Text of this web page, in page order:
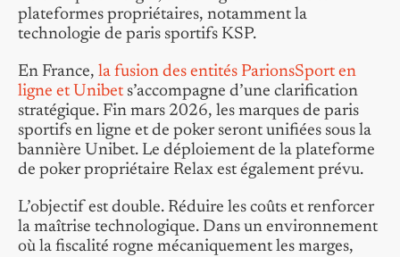
plateformes propriétaires, notamment la
technologie de paris sportifs KSP.
En France, la fusion des entités ParionsSport en
ligne et Unibet s’accompagne d’une clarification
stratégique. Fin mars 2026, les marques de paris
sportifs en ligne et de poker seront unifiées sous la
bannière Unibet. Le déploiement de la plateforme
de poker propriétaire Relax est également prévu.
L’objectif est double. Réduire les coûts et renforcer
la maîtrise technologique. Dans un environnement
où la fiscalité rogne mécaniquement les marges,